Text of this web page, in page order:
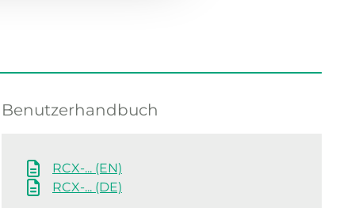
Benutzerhandbuch
RCX-... (EN)
RCX-... (DE)